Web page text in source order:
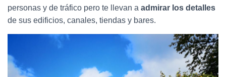
personas y de tráfico pero te llevan a admirar los detalles
de sus edificios, canales, tiendas y bares.